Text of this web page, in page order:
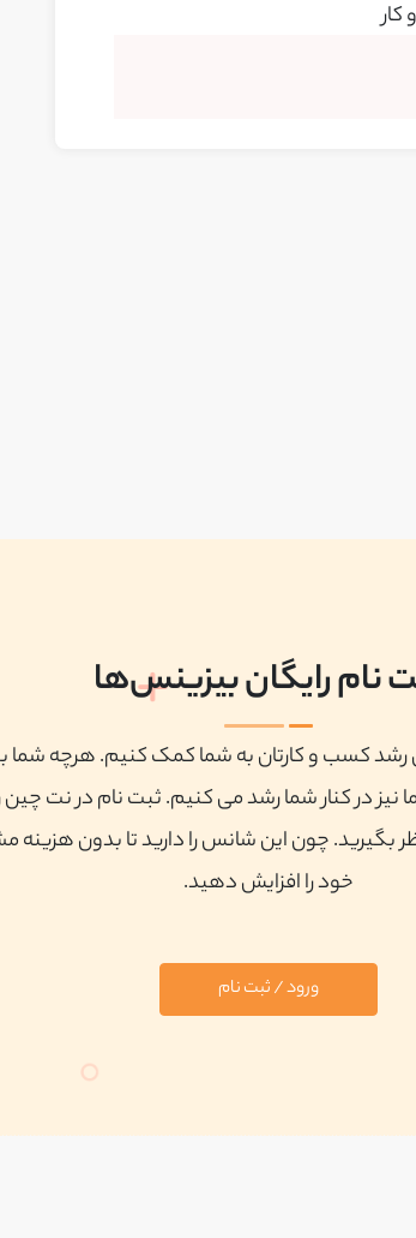
نام رایگان بیزینس‌ها
رشد کسب و کارتان به شما کمک کنیم. هرچه شما
نیز در کنار شما رشد می کنیم. ثبت نام در نت چین
بگیرید. چون این شانس را دارید تا بدون هزینه
خود را افزایش دهید.
ورود / ثبت نام